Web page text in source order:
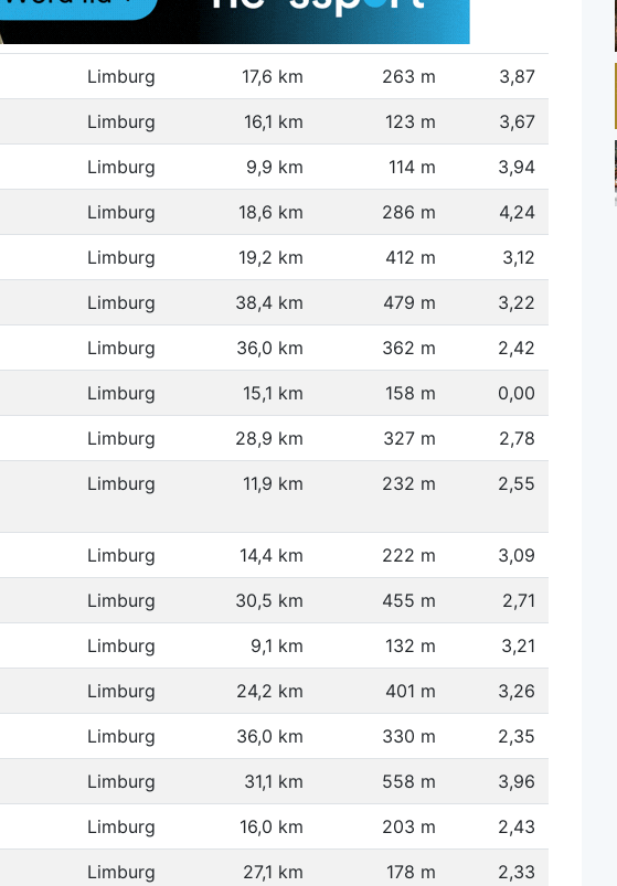
Limburg 17,6 km 263 m 3,87
Limburg 16,1 km 123 m 3,67
Limburg 9,9 km 114 m 3,94
Limburg 18,6 km 286 m 4,24
Limburg 19,2 km 412 m 3,12
Limburg 38,4 km 479 m 3,22
Limburg 36,0 km 362 m 2,42
Limburg 15,1 km 158 m 0,00
Limburg 28,9 km 327 m 2,78
Limburg 11,9 km 232 m 2,55
Limburg 14,4 km 222 m 3,09
Limburg 30,5 km 455 m 2,71
Limburg 9,1 km 132 m 3,21
Limburg 24,2 km 401 m 3,26
Limburg 36,0 km 330 m 2,35
Limburg 31,1 km 558 m 3,96
Limburg 16,0 km 203 m 2,43
Limburg 27,1 km 178 m 2,33